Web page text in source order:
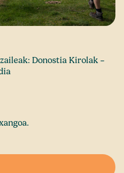
Donostia Kirolak –